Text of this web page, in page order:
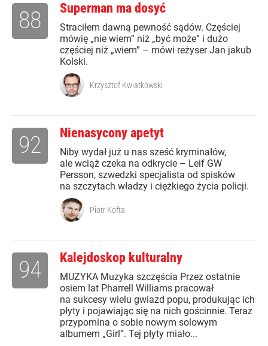
Superman ma dosyć
Straciłem dawną pewność sądów. Częściej
mówię „nie wiem” niż „być może” i dużo
częściej niż „wiem” – mówi reżyser Jan jakub
Kolski.
88
Krzysztof Kwiatkowski
Nienasycony apetyt
Niby wydał już u nas sześć kryminałów,
ale wciąż czeka na odkrycie – Leif GW
Persson, szwedzki specjalista od spisków
na szczytach władzy i ciężkiego życia policji.
92
Piotr Kofta
Kalejdoskop kulturalny
MUZYKA Muzyka szczęścia Przez ostatnie
osiem lat Pharrell Williams pracował
na sukcesy wielu gwiazd popu, produkując ich
płyty i pojawiając się na nich gościnnie. Teraz
przypomina o sobie nowym solowym
albumem „Girl”. Tej płyty miało...
94